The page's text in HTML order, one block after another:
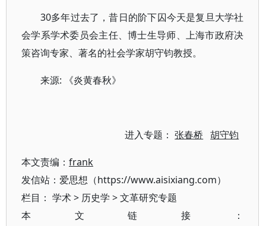
30多年过去了，昔日的阶下囚今天是复旦大学社
会学系学术委员会主任、博士生导师、上海市政府决
策咨询专家、著名的社会学家胡守钧教授。
来源: 《炎黄春秋》
进入专题：张春桥 胡守钧
本文责编： frank
发信站：爱思想（https://www.aisixiang.com）
栏目： 学术> 历史学 >文革研究专题
本文链接：